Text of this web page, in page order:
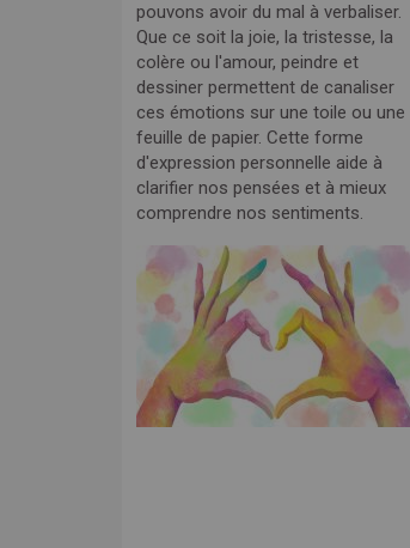
pouvons avoir du mal à verbaliser.
Que ce soit la joie, la tristesse, la
colère ou l'amour, peindre et
dessiner permettent de canaliser
ces émotions sur une toile ou une
feuille de papier. Cette forme
d'expression personnelle aide à
clarifier nos pensées et à mieux
comprendre nos sentiments.